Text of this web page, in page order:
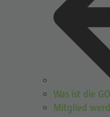
Was ist die
Mitglied